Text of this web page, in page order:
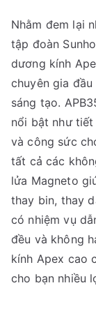
Nhằm đem lại
tập đoàn
dương kính
chuyên gia
sáng tạo.
nổi bật như
và công sức
tất cả các
lửa Magneto
thay bin, thay
có nhiệm vụ
đều và không
kính Apex cao
cho bạn nhiều